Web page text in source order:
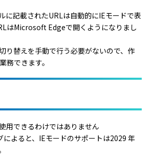
に記載されたURLは自動的にIEモードで表
はMicrosoft Edgeで開くようになりまし
り替えを手動で行う必要がないので、作
務できます。
用できるわけではありません
よると、 IEモードのサポートは2029 年